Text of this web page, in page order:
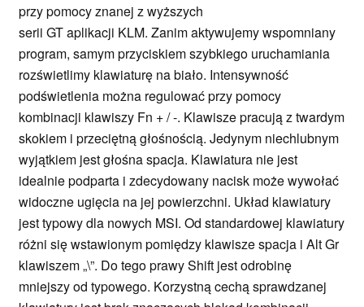
przy pomocy znanej z wyższych
serii GT aplikacji KLM. Zanim aktywujemy wspomniany
program, samym przyciskiem szybkiego uruchamiania
rozświetlimy klawiaturę na biało. Intensywność
podświetlenia można regulować przy pomocy
kombinacji klawiszy Fn + / -. Klawisze pracują z twardym
skokiem i przeciętną głośnością. Jedynym niechlubnym
wyjątkiem jest głośna spacja. Klawiatura nie jest
idealnie podparta i zdecydowany nacisk może wywołać
widoczne ugięcia na jej powierzchni. Układ klawiatury
jest typowy dla nowych MSI. Od standardowej klawiatury
różni się wstawionym pomiędzy klawisze spacja i Alt Gr
klawiszem „\”. Do tego prawy Shift jest odrobinę
mniejszy od typowego. Korzystną cechą sprawdzanej